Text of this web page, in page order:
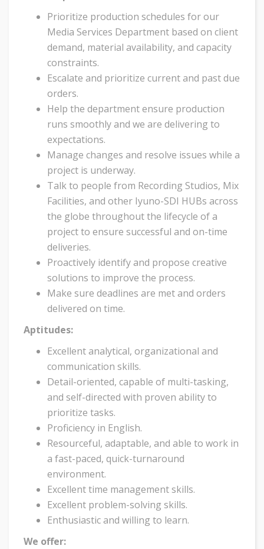
Prioritize production schedules for our
Media Services Department based on client
demand, material availability, and capacity
constraints.
Escalate and prioritize current and past due
orders.
Help the department ensure production
runs smoothly and we are delivering to
expectations.
Manage changes and resolve issues while a
project is underway.
Talk to people from Recording Studios, Mix
Facilities, and other Iyuno-SDI HUBs across
the globe throughout the lifecycle of a
project to ensure successful and on-time
deliveries.
Proactively identify and propose creative
solutions to improve the process.
Make sure deadlines are met and orders
delivered on time.
Aptitudes:
Excellent analytical, organizational and
communication skills.
Detail-oriented, capable of multi-tasking,
and self-directed with proven ability to
prioritize tasks.
Proficiency in English.
Resourceful, adaptable, and able to work in
a fast-paced, quick-turnaround
environment.
Excellent time management skills.
Excellent problem-solving skills.
Enthusiastic and willing to learn.
We offer: